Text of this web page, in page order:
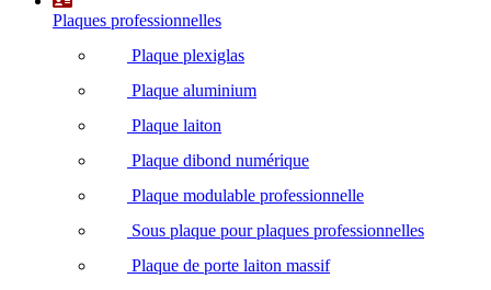
Plaques professionnelles
Plaque plexiglas
Plaque aluminium
Plaque laiton
Plaque dibond numérique
Plaque modulable professionnelle
Sous plaque pour plaques professionnelles
Plaque de porte laiton massif